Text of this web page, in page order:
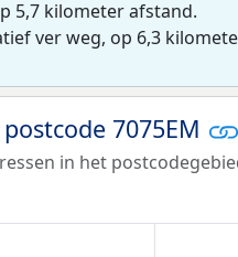
5,7 kilometer afstand.
ver weg, op 6,3
7075EM
in het